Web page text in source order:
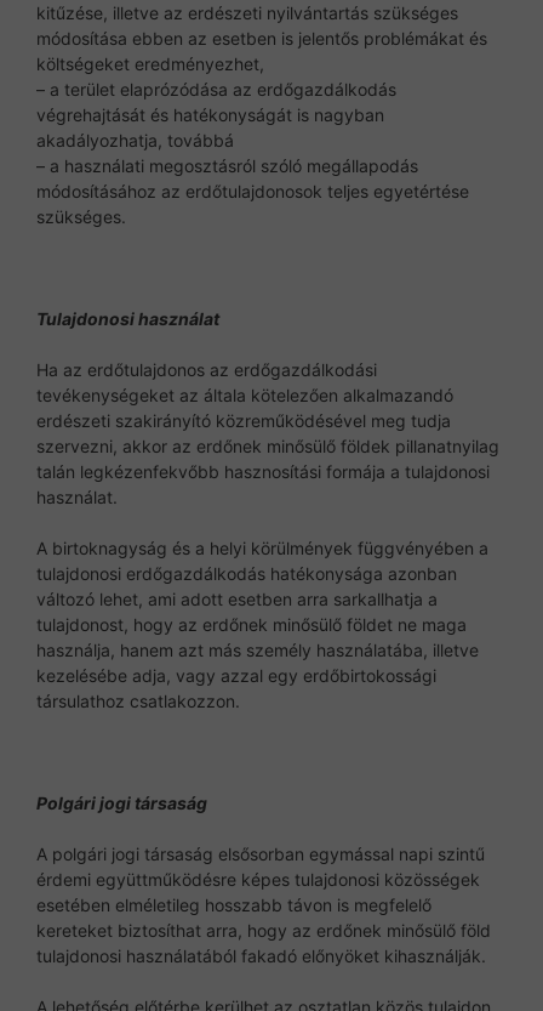
kitűzése, illetve az erdészeti nyilvántartás szükséges
módosítása ebben az esetben is jelentős problémákat és
költségeket eredményezhet,
– a terület elaprózódása az erdőgazdálkodás
végrehajtását és hatékonyságát is nagyban
akadályozhatja, továbbá
– a használati megosztásról szóló megállapodás
módosításához az erdőtulajdonosok teljes egyetértése
szükséges.
Tulajdonosi használat
Ha az erdőtulajdonos az erdőgazdálkodási
tevékenységeket az általa kötelezően alkalmazandó
erdészeti szakirányító közreműködésével meg tudja
szervezni, akkor az erdőnek minősülő földek pillanatnyilag
talán legkézenfekvőbb hasznosítási formája a tulajdonosi
használat.
A birtoknagyság és a helyi körülmények függvényében a
tulajdonosi erdőgazdálkodás hatékonysága azonban
változó lehet, ami adott esetben arra sarkallhatja a
tulajdonost, hogy az erdőnek minősülő földet ne maga
használja, hanem azt más személy használatába, illetve
kezelésébe adja, vagy azzal egy erdőbirtokossági
társulathoz csatlakozzon.
Polgári jogi társaság
A polgári jogi társaság elsősorban egymással napi szintű
érdemi együttműködésre képes tulajdonosi közösségek
esetében elméletileg hosszabb távon is megfelelő
kereteket biztosíthat arra, hogy az erdőnek minősülő föld
tulajdonosi használatából fakadó előnyöket kihasználják.
A lehetőség előtérbe kerülhet az osztatlan közös tulajdon